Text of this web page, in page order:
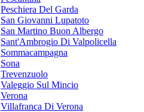
Peschiera Del Garda
San Giovanni Lupatoto
San Martino Buon Albergo
Sant'Ambrogio Di Valpolicella
Sommacampagna
Sona
Trevenzuolo
Valeggio Sul Mincio
Verona
Villafranca Di Verona